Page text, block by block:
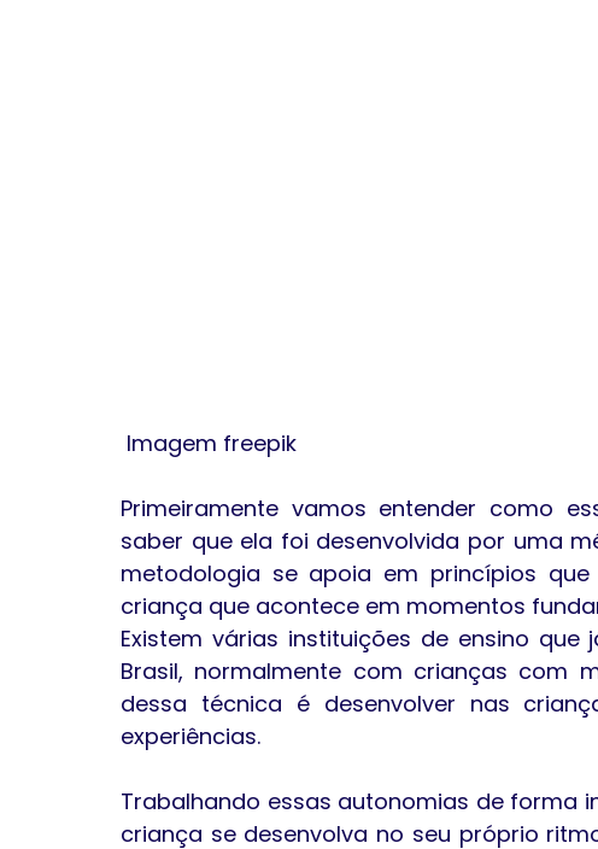
Imagem freepik
Primeiramente vamos entender como
saber que ela foi desenvolvida por uma
metodologia se apoia em princípios
criança que acontece em momentos
Existem várias instituições de ensino
Brasil, normalmente com crianças com
dessa técnica é desenvolver nas
experiências.
Trabalhando essas autonomias de forma
criança se desenvolva no seu próprio